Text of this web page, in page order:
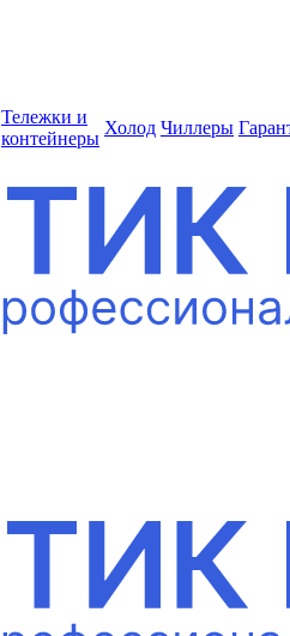
Тележки и
контейнеры
Холод Чиллеры